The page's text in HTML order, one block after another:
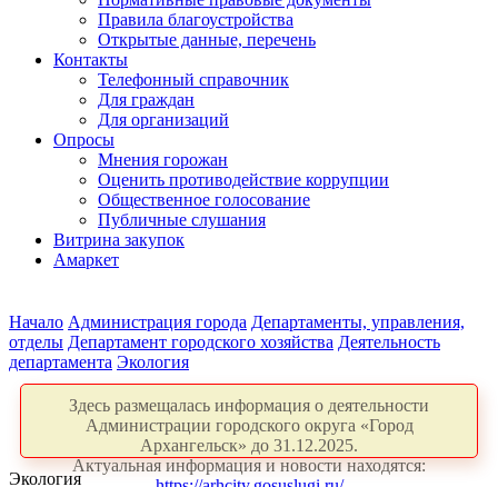
Правила благоустройства
Открытые данные, перечень
Контакты
Телефонный справочник
Для граждан
Для организаций
Опросы
Мнения горожан
Оценить противодействие коррупции
Общественное голосование
Публичные слушания
Витрина закупок
Амаркет
Начало Администрация города Департаменты, управления,
отделы Департамент городского хозяйства Деятельность
департамента Экология
Здесь размещалась информация о деятельности
Администрации городского округа «Город
Архангельск» до 31.12.2025.
Актуальная информация и новости находятся:
Экология